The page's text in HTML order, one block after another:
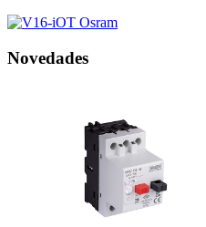
Novedades